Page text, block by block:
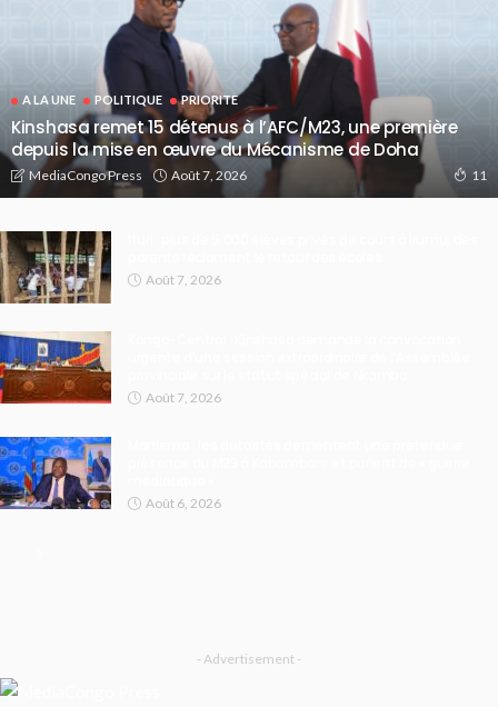
A LA UNE POLITIQUE PRIORITE
Kinshasa remet 15 détenus à l’AFC/M23, une première
depuis la mise en œuvre du Mécanisme de Doha
MediaCongo Press Août 7, 2026 11
Août 7, 2026
Août 7, 2026
Août 6, 2026
- Advertisement -